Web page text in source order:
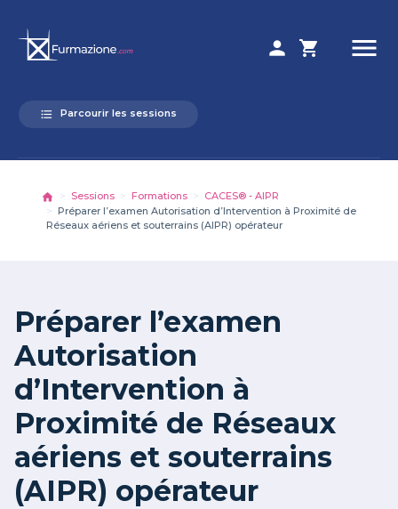
person shopping_cart menu
format_list_bulleted Parcourir les sessions
Sessions Formations
CACES® - AIPR
Préparer l’examen Autorisation d’Intervention à Proximité de
Réseaux aériens et souterrains (AIPR) opérateur
Préparer l’examen
Autorisation
d’Intervention à
Proximité de Réseaux
aériens et souterrains
(AIPR) opérateur